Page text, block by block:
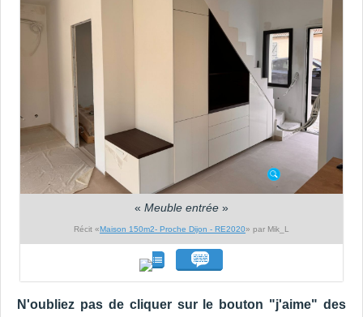
« Meuble entrée »
Récit «Maison 150m2- Proche Dijon - RE2020» par Mik_L
N'oubliez pas de cliquer sur le bouton "j'aime" des